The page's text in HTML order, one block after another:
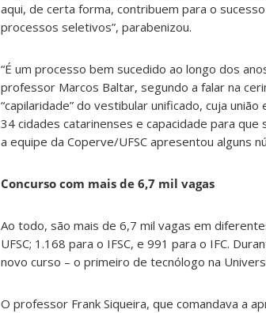
aqui, de certa forma, contribuem para o
processos seletivos”, parabenizou.
“É um processo bem sucedido ao longo dos
professor Marcos Baltar, segundo a falar na
“capilaridade” do vestibular unificado, cuja
34 cidades catarinenses e capacidade para
a equipe da Coperve/UFSC apresentou alguns
Concurso com mais de 6,7 mil vagas
Ao todo, são mais de 6,7 mil vagas em
UFSC; 1.168 para o IFSC, e 991 para o IFC.
novo curso – o primeiro de tecnólogo na
O professor Frank Siqueira, que comandava a